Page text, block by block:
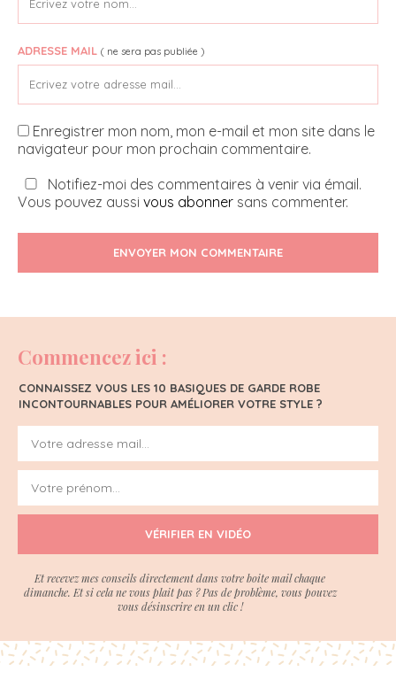
ADRESSE MAIL ( ne sera pas publiée )
Enregistrer mon nom, mon e-mail et mon site dans le
navigateur pour mon prochain commentaire.
Notifiez-moi des commentaires à venir via émail.
Vous pouvez aussi vous abonner sans commenter.
ENVOYER MON COMMENTAIRE
Commencez ici :
CONNAISSEZ VOUS LES 10 BASIQUES DE GARDE ROBE
INCONTOURNABLES POUR AMÉLIORER VOTRE STYLE ?
VÉRIFIER EN VIDÉO
Et recevez mes conseils directement dans votre boite mail chaque
dimanche. Et si cela ne vous plait pas ? Pas de problème, vous pouvez
vous désinscrire en un clic !